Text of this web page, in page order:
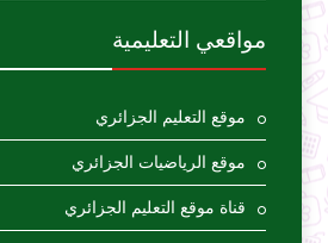
مواقعي التعليمية
موقع التعليم الجزائري
موقع الرياضيات الجزائري
قناة موقع التعليم الجزائري